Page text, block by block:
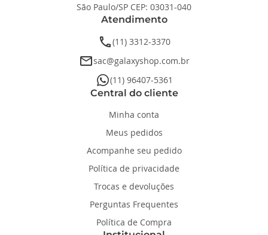
São Paulo/SP CEP: 03031-040
Atendimento
phone(11) 3312-3370
emailsac@galaxyshop.com.br
whatsapp(11) 96407-5361
Central do cliente
Minha conta
Meus pedidos
Acompanhe seu pedido
Política de privacidade
Trocas e devoluções
Perguntas Frequentes
Política de Compra